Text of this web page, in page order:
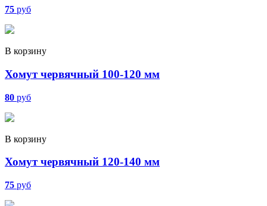
75 руб
В корзину
Хомут червячный 100-120 мм
80 руб
В корзину
Хомут червячный 120-140 мм
75 руб